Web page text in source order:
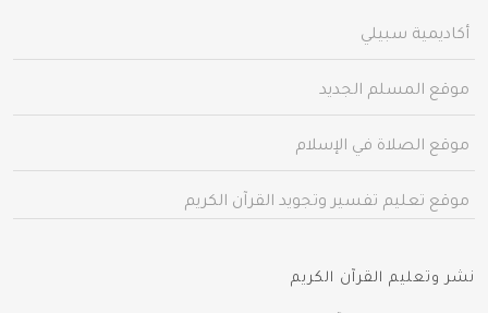
أكاديمية سبيلي
موقع المسلم الجديد
موقع الصلاة في الإسلام
موقع تعليم تفسير وتجويد القرآن الكريم
نشر وتعليم القرآن الكريم